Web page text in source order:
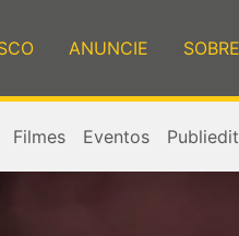
ANUNCIE SOBRE
Filmes Eventos